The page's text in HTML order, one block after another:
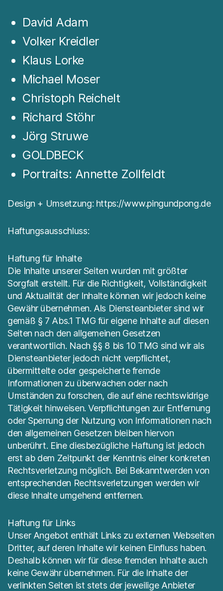
David Adam
Volker Kreidler
Klaus Lorke
Michael Moser
Christoph Reichelt
Richard Stöhr
Jörg Struwe
GOLDBECK
Portraits: Annette Zollfeldt
Design + Umsetzung: https://www.pingundpong.de
Haftungsausschluss:
Haftung für Inhalte
Die Inhalte unserer Seiten wurden mit größter
Sorgfalt erstellt. Für die Richtigkeit, Vollständigkeit
und Aktualität der Inhalte können wir jedoch keine
Gewähr übernehmen. Als Diensteanbieter sind wir
gemäß § 7 Abs.1 TMG für eigene Inhalte auf diesen
Seiten nach den allgemeinen Gesetzen
verantwortlich. Nach §§ 8 bis 10 TMG sind wir als
Diensteanbieter jedoch nicht verpflichtet,
übermittelte oder gespeicherte fremde
Informationen zu überwachen oder nach
Umständen zu forschen, die auf eine rechtswidrige
Tätigkeit hinweisen. Verpflichtungen zur Entfernung
oder Sperrung der Nutzung von Informationen nach
den allgemeinen Gesetzen bleiben hiervon
unberührt. Eine diesbezügliche Haftung ist jedoch
erst ab dem Zeitpunkt der Kenntnis einer konkreten
Rechtsverletzung möglich. Bei Bekanntwerden von
entsprechenden Rechtsverletzungen werden wir
diese Inhalte umgehend entfernen.
Haftung für Links
Unser Angebot enthält Links zu externen Webseiten
Dritter, auf deren Inhalte wir keinen Einfluss haben.
Deshalb können wir für diese fremden Inhalte auch
keine Gewähr übernehmen. Für die Inhalte der
verlinkten Seiten ist stets der jeweilige Anbieter